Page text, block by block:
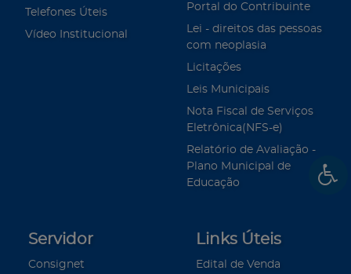
Telefones Úteis
Vídeo Institucional
Portal do Contribuinte
Lei - direitos das pessoas
com neoplasia
Licitações
Leis Municipais
Nota Fiscal de Serviços
Eletrônica(NFS-e)
Relatório de Avaliação -
Plano Municipal de
Educação
Servidor
Consignet
Links Úteis
Edital de Venda